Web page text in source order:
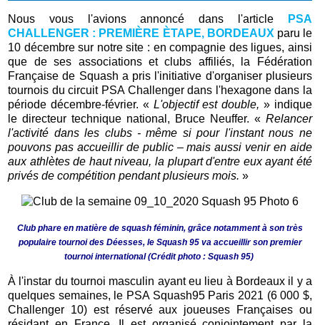
Nous vous l'avions annoncé dans l'article
PSA
CHALLENGER : PREMIÈRE ÈTAPE, BORDEAUX paru le
10 décembre sur notre site : en compagnie des ligues, ainsi
que de ses associations et clubs affiliés, la Fédération
Française de Squash a pris l'initiative d'organiser plusieurs
tournois du circuit PSA Challenger dans l'hexagone dans la
période décembre-février. « L'objectif est double, » indique
le directeur technique national, Bruce Neuffer. « Relancer
l'activité dans les clubs - même si pour l'instant nous ne
pouvons pas accueillir de public – mais aussi venir en aide
aux athlètes de haut niveau, la plupart d'entre eux ayant été
privés de compétition pendant plusieurs mois.»
Club phare en matière de squash féminin, grâce notamment à son très
populaire tournoi des Déesses, le Squash 95 va accueillir son premier
tournoi international (Crédit photo : Squash 95)
À l'instar du tournoi masculin ayant eu lieu à Bordeaux il y a
quelques semaines, le PSA Squash95 Paris 2021 (6 000 $,
Challenger 10) est réservé aux joueuses Françaises ou